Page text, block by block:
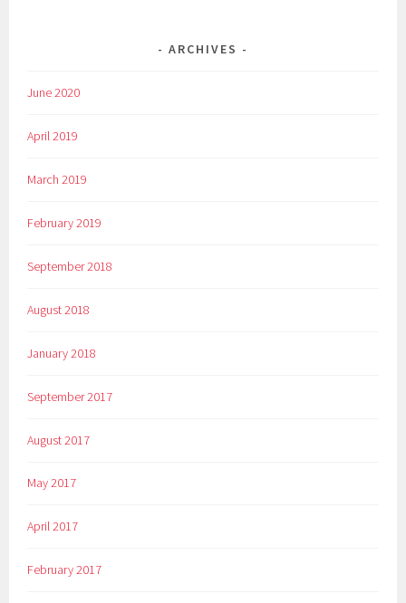
ARCHIVES
June 2020
April 2019
March 2019
February 2019
September 2018
August 2018
January 2018
September 2017
August 2017
May 2017
April 2017
February 2017